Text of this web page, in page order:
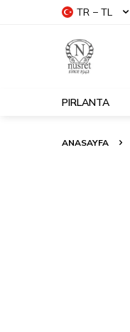
TR − TL
PIRLANTA
ANASAYFA